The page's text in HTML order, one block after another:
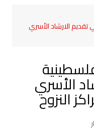
تقديم الارشاد الأسري
الأسري
النزوح